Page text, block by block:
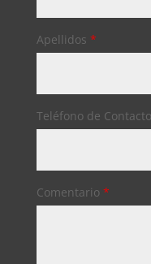
Apellidos *
Teléfono de Contacto
Comentario *